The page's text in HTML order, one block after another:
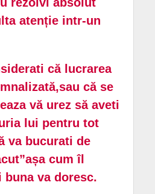
atenție intr-un
că lucrarea
că se
vă urez să aveti
lui pentru tot
va bucurati de
cum îl
buna va doresc.